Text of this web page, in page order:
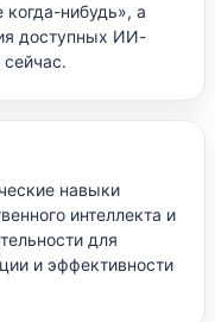
нибудь», а
доступных ИИ-
навыки
интеллекта и
для
и эффективности